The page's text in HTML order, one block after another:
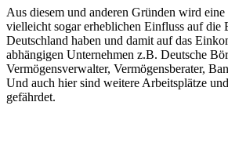
Aus diesem und anderen Gründen wird eine
vielleicht sogar erheblichen Einfluss auf die
Deutschland haben und damit auf das
abhängigen Unternehmen z.B. Deutsche
Vermögensverwalter, Vermögensberater,
Und auch hier sind weitere Arbeitsplätze
gefährdet.